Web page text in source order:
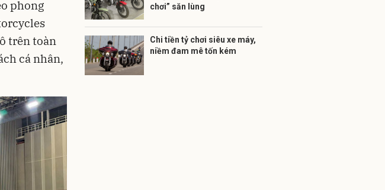
phong
trên toàn
cá nhân,
chơi” săn lùng
Chi tiền tỷ chơi siêu xe máy,
niềm đam mê tốn kém